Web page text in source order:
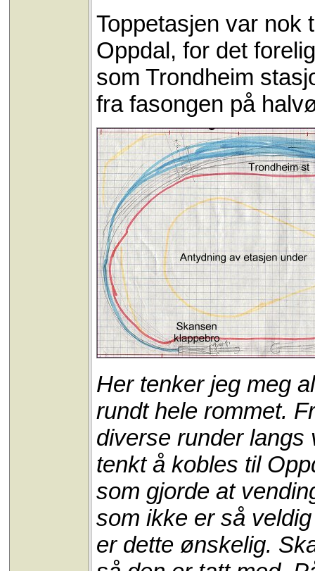
Toppetasjen var nok
Oppdal, for det
som Trondheim
fra fasongen på
Her tenker jeg meg
rundt hele rommet.
diverse runder langs
tenkt å kobles til
som gjorde at
som ikke er så
er dette ønskelig.